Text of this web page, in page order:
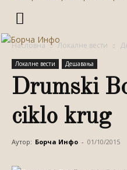
Насловна Локалне вести
Локалне вести Дешавања
Drumski
ciklo krug
Аутор: Борча Инфо - 01/10/2015